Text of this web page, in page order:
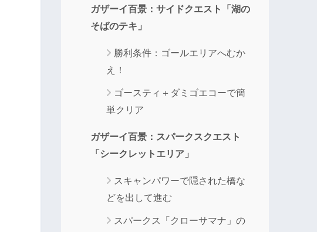
ガザーイ百景：サイドクエスト「湖の
そばのテキ」
勝利条件：ゴールエリアへむか
え！
ゴースティ＋ダミゴエコーで簡
単クリア
ガザーイ百景：スパークスクエスト
「シークレットエリア」
スキャンパワーで隠された橋な
どを出して進む
スパークス「クローサマナ」の